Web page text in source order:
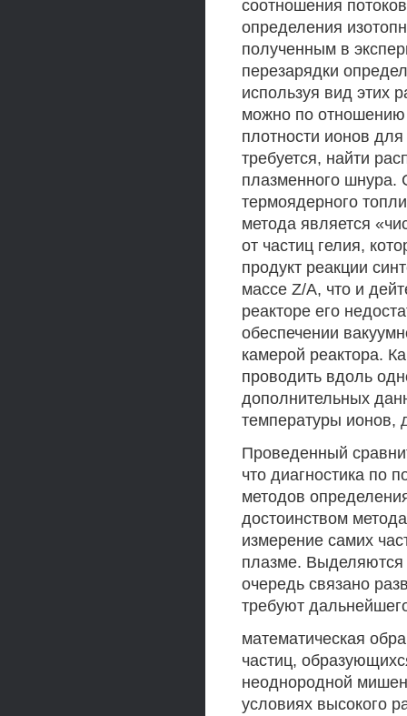
соотношения
определения
полученным в
перезарядки
используя вид этих
можно по отношению
плотности ионов
требуется, найти
плазменного шнура.
термоядерного
метода является
от частиц гелия,
продукт реакции
массе Z/A, что и
реакторе его
обеспечении
камерой реактора.
проводить вдоль
дополнительных
температуры ионов,
Проведенный
что диагностика по
методов
достоинством
измерение самих
плазме.
очередь связано
требуют
математическая
частиц,
неоднородной
условиях высокого